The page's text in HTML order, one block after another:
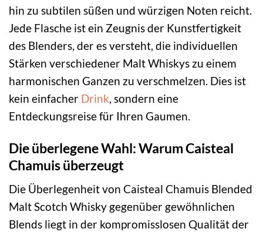
hin zu subtilen süßen und würzigen Noten reicht.
Jede Flasche ist ein Zeugnis der Kunstfertigkeit
des Blenders, der es versteht, die individuellen
Stärken verschiedener Malt Whiskys zu einem
harmonischen Ganzen zu verschmelzen. Dies ist
kein einfacher Drink, sondern eine
Entdeckungsreise für Ihren Gaumen.
Die überlegene Wahl: Warum Caisteal
Chamuis überzeugt
Die Überlegenheit von Caisteal Chamuis Blended
Malt Scotch Whisky gegenüber gewöhnlichen
Blends liegt in der kompromisslosen Qualität der